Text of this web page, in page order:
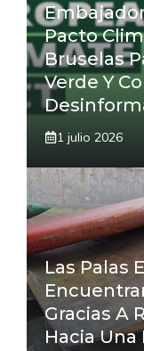
Pacto
Bruselas
Verde Y
1 julio 2026
Las Palas
Gracias A
Hacia